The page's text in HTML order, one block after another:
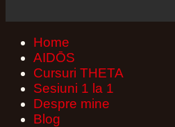
Home
AIDŌS
Cursuri THETA
Sesiuni 1 la 1
Despre mine
Blog